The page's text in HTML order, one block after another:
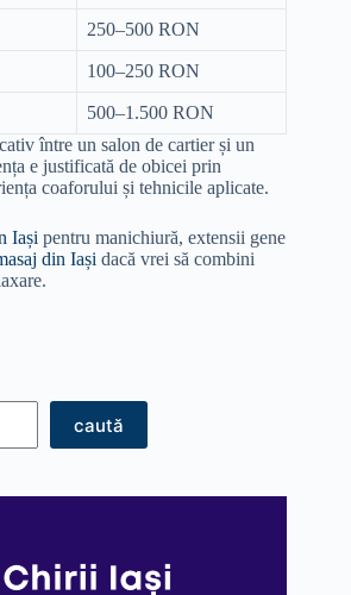
250–500 RON
100–250 RON
500–1.500 RON
între un salon de cartier și un
e justificată de obicei prin
coaforului și tehnicile aplicate.
Iași pentru manichiură, extensii gene
din Iași dacă vrei să combini
caută